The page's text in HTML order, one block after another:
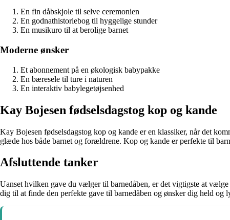
En fin dåbskjole til selve ceremonien
En godnathistoriebog til hyggelige stunder
En musikuro til at berolige barnet
Moderne ønsker
Et abonnement på en økologisk babypakke
En bæresele til ture i naturen
En interaktiv babylegetøjsenhed
Kay Bojesen fødselsdagstog kop og kande
Kay Bojesen fødselsdagstog kop og kande er en klassiker, når det
glæde hos både barnet og forældrene. Kop og kande er perfekte til
Afsluttende tanker
Uanset hvilken gave du vælger til barnedåben, er det vigtigste at
dig til at finde den perfekte gave til barnedåben og ønsker dig held og